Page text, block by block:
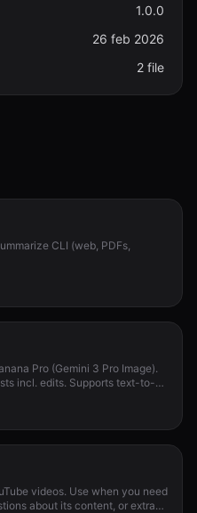
1.0.0
26 feb 2026
2 file
CLI (web, PDFs,
Pro (Gemini 3 Pro Image).
incl. edits. Supports text-to-
videos. Use when you need
about its content, or extract